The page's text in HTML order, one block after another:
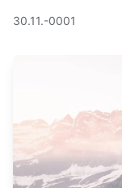
30.11.-0001